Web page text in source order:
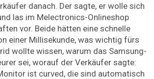
danach. Der sagte, er wolle sich
las im Melectronics-Onlineshop
vor. Beide hätten eine schnelle
einer Millisekunde, was wichtig fürs
wollte wissen, warum das Samsung-
sei, worauf der Verkäufer sagte:
ist curved, die sind automatisch